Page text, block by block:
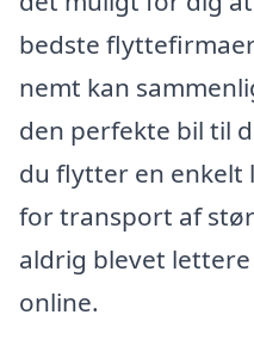
bedste
nemt kan
den perfekte bil til
du flytter en enkelt
for transport af
aldrig blevet
online.